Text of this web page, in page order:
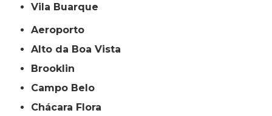
Vila Buarque
Aeroporto
Alto da Boa Vista
Brooklin
Campo Belo
Chácara Flora